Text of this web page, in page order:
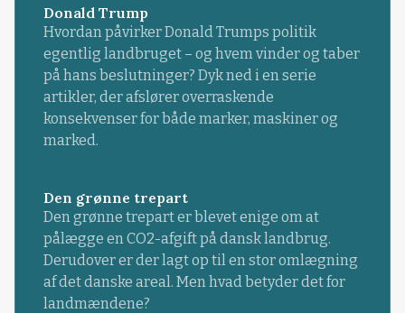
Donald Trump
Hvordan påvirker Donald Trumps politik
egentlig landbruget – og hvem vinder og taber
på hans beslutninger? Dyk ned i en serie
artikler, der afslører overraskende
konsekvenser for både marker, maskiner og
marked.
Den grønne trepart
Den grønne trepart er blevet enige om at
pålægge en CO2-afgift på dansk landbrug.
Derudover er der lagt op til en stor omlægning
af det danske areal. Men hvad betyder det for
landmændene?